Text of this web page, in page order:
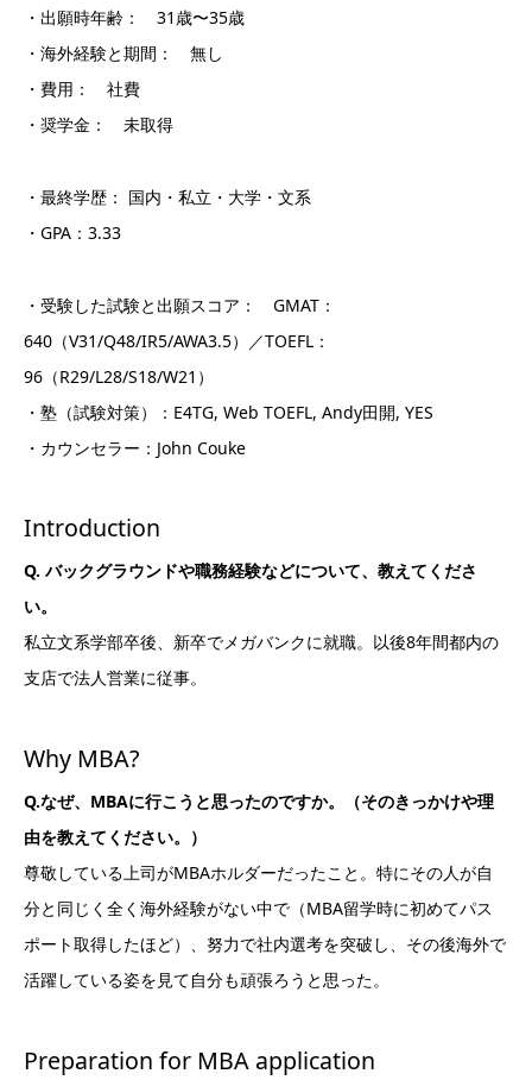
・出願時年齢： 31歳〜35歳
・海外経験と期間： 無し
・費用： 社費
・奨学金： 未取得
・最終学歴： 国内・私立・大学・文系
・GPA：3.33
・受験した試験と出願スコア： GMAT：
640（V31/Q48/IR5/AWA3.5）／TOEFL：
96（R29/L28/S18/W21）
・塾（試験対策）：E4TG, Web TOEFL, Andy田開, YES
・カウンセラー：John Couke
Introduction
Q. バックグラウンドや職務経験などについて、教えてくださ
い。
私立文系学部卒後、新卒でメガバンクに就職。以後8年間都内の
支店で法人営業に従事。
Why MBA?
Q.なぜ、MBAに行こうと思ったのですか。（そのきっかけや理
由を教えてください。）
尊敬している上司がMBAホルダーだったこと。特にその人が自
分と同じく全く海外経験がない中で（MBA留学時に初めてパス
ポート取得したほど）、努力で社内選考を突破し、その後海外で
活躍している姿を見て自分も頑張ろうと思った。
Preparation for MBA application